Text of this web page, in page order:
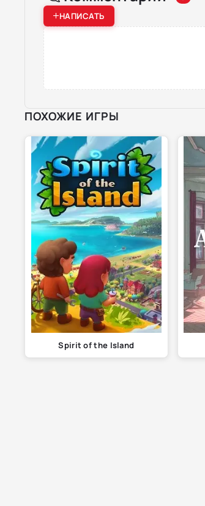
НАПИСАТЬ
ПОХОЖИЕ ИГРЫ
Spirit of the Island